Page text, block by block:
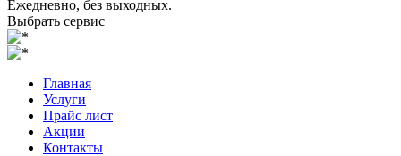
Ежедневно, без выходных.
Выбрать сервис
Главная
Услуги
Прайс лист
Акции
Контакты